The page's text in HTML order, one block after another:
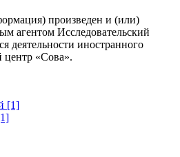
произведен и (или)
агентом Исследовательский
деятельности иностранного
центр «Сова».
[1]